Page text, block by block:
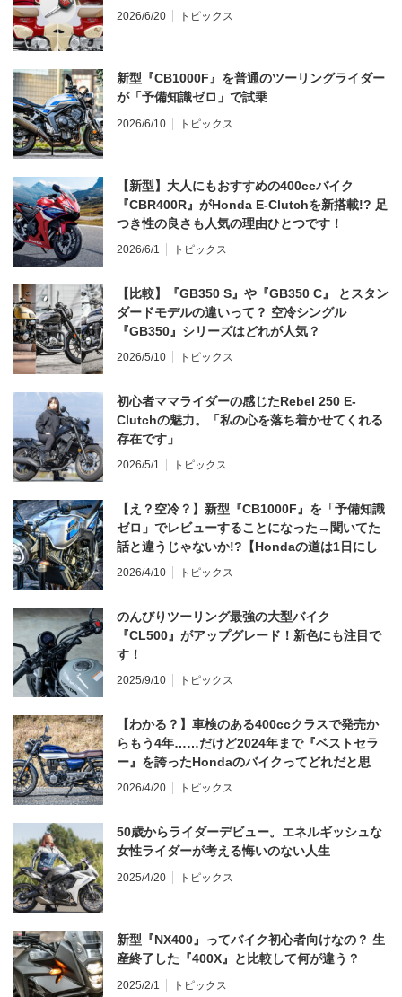
2026/6/20 トピックス
新型『CB1000F』を普通のツーリングライダー
が「予備知識ゼロ」で試乗
2026/6/10 トピックス
【新型】大人にもおすすめの400ccバイク
『CBR400R』がHonda E-Clutchを新搭載!? 足
つき性の良さも人気の理由ひとつです！
2026/6/1 トピックス
【比較】『GB350 S』や『GB350 C』 とスタン
ダードモデルの違いって？ 空冷シングル
『GB350』シリーズはどれが人気？
2026/5/10 トピックス
初心者ママライダーの感じたRebel 250 E-
Clutchの魅力。「私の心を落ち着かせてくれる
存在です」
2026/5/1 トピックス
【え？空冷？】新型『CB1000F』を「予備知識
ゼロ」でレビューすることになった→聞いてた
話と違うじゃないか!?【Hondaの道は1日にし
てならず／CB1000F ①第一印象 編】
2026/4/10 トピックス
のんびりツーリング最強の大型バイク
『CL500』がアップグレード！新色にも注目で
す！
2025/9/10 トピックス
【わかる？】車検のある400ccクラスで発売か
らもう4年……だけど2024年まで『ベストセラ
ー』を誇ったHondaのバイクってどれだと思
う？
2026/4/20 トピックス
50歳からライダーデビュー。エネルギッシュな
女性ライダーが考える悔いのない人生
2025/4/20 トピックス
新型『NX400』ってバイク初心者向けなの？ 生
産終了した『400X』と比較して何が違う？
2025/2/1 トピックス